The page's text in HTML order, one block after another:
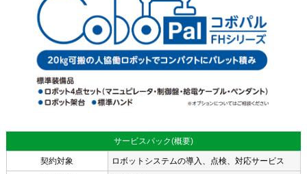
サービスパック(概要)
契約対象 ロボットシステムの導入、点検、対応サービス